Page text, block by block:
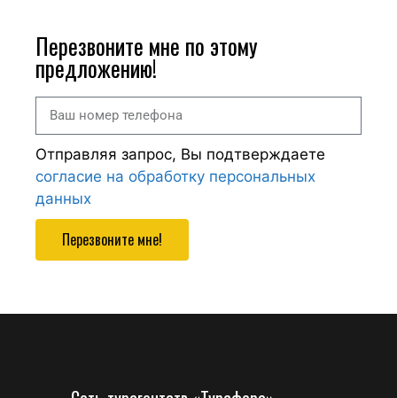
Перезвоните мне по этому
предложению!
Отправляя запрос, Вы подтверждаете
согласие на обработку персональных
данных
Перезвоните мне!